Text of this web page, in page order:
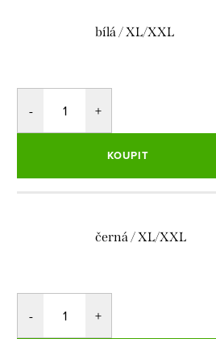
bílá / XL/XXL
KOUPIT
černá / XL/XXL